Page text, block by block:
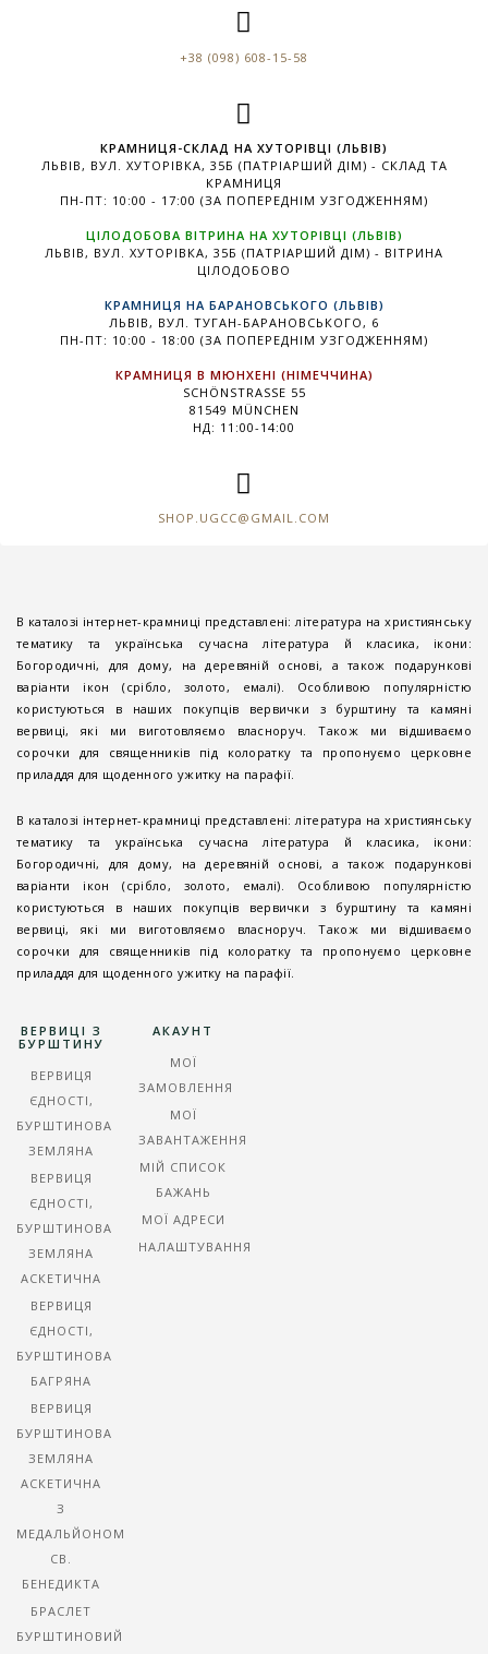
+38 (098) 608-15-58
КРАМНИЦЯ-СКЛАД НА ХУТОРІВЦІ (ЛЬВІВ)
ЛЬВІВ, ВУЛ. ХУТОРІВКА, 35Б (ПАТРІАРШИЙ ДІМ) - СКЛАД ТА
КРАМНИЦЯ
ПН-ПТ: 10:00 - 17:00 (ЗА ПОПЕРЕДНІМ УЗГОДЖЕННЯМ)
ЦІЛОДОБОВА ВІТРИНА НА ХУТОРІВЦІ (ЛЬВІВ)
ЛЬВІВ, ВУЛ. ХУТОРІВКА, 35Б (ПАТРІАРШИЙ ДІМ) - ВІТРИНА
ЦІЛОДОБОВО
КРАМНИЦЯ НА БАРАНОВСЬКОГО (ЛЬВІВ)
ЛЬВІВ, ВУЛ. ТУГАН-БАРАНОВСЬКОГО, 6
ПН-ПТ: 10:00 - 18:00 (ЗА ПОПЕРЕДНІМ УЗГОДЖЕННЯМ)
КРАМНИЦЯ В МЮНХЕНІ (НІМЕЧЧИНА)
SCHÖNSTRASSE 55
81549 MÜNCHEN
НД: 11:00-14:00
SHOP.UGCC@GMAIL.COM
В каталозі інтернет-крамниці представлені: література на християнську
тематику та українська сучасна література й класика, ікони:
Богородичні, для дому, на деревяній основі, а також подарункові
варіанти ікон (срібло, золото, емалі). Особливою популярністю
користуються в наших покупців вервички з бурштину та камяні
вервиці, які ми виготовляємо власноруч. Також ми відшиваємо
сорочки для священників під колоратку та пропонуємо церковне
приладдя для щоденного ужитку на парафії.
В каталозі інтернет-крамниці представлені: література на християнську
тематику та українська сучасна література й класика, ікони:
Богородичні, для дому, на деревяній основі, а також подарункові
варіанти ікон (срібло, золото, емалі). Особливою популярністю
користуються в наших покупців вервички з бурштину та камяні
вервиці, які ми виготовляємо власноруч. Також ми відшиваємо
сорочки для священників під колоратку та пропонуємо церковне
приладдя для щоденного ужитку на парафії.
ВЕРВИЦІ З
БУРШТИНУ
ВЕРВИЦЯ
ЄДНОСТІ,
БУРШТИНОВА
ЗЕМЛЯНА
ВЕРВИЦЯ
ЄДНОСТІ,
БУРШТИНОВА
ЗЕМЛЯНА
АСКЕТИЧНА
ВЕРВИЦЯ
ЄДНОСТІ,
БУРШТИНОВА
БАГРЯНА
ВЕРВИЦЯ
БУРШТИНОВА
ЗЕМЛЯНА
АСКЕТИЧНА
З
МЕДАЛЬЙОНОМ
СВ.
БЕНЕДИКТА
БРАСЛЕТ
БУРШТИНОВИЙ
АКАУНТ
МОЇ
ЗАМОВЛЕННЯ
МОЇ
ЗАВАНТАЖЕННЯ
МІЙ СПИСОК
БАЖАНЬ
МОЇ АДРЕСИ
НАЛАШТУВАННЯ